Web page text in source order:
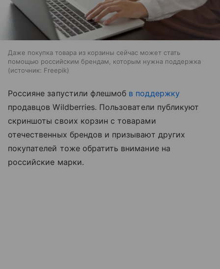
Даже покупка товара из корзины сейчас может стать
помощью российским брендам, которым нужна поддержка
источник: Freepik
Россияне запустили флешмоб в поддержку
продавцов Wildberries. Пользователи публикуют
скриншоты своих корзин с товарами
отечественных брендов и призывают других
покупателей тоже обратить внимание на
российские марки.